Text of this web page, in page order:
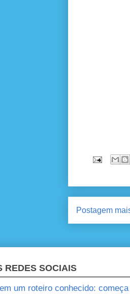
Postagem
REDES SOCIAIS
um roteiro conhecido: